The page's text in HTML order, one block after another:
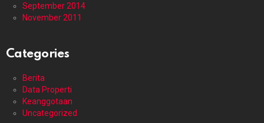
September 2014
November 2011
Categories
Berita
Data Properti
Keanggotaan
Uncategorized